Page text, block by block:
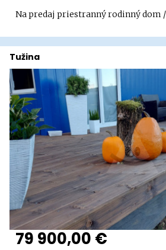
Na predaj priestranný rodinný dom
Tužina
79 900,00 €